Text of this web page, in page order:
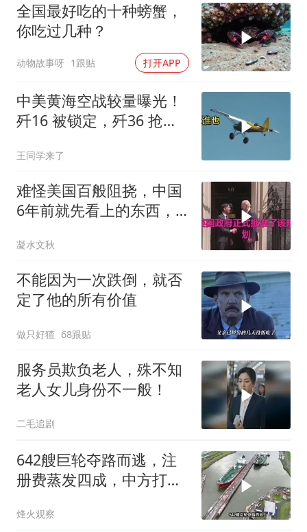
全国最好吃的十种螃蟹，
你吃过几种？
动物故事呀 1跟贴 打开APP
中美黄海空战较量曝光！
歼16 被锁定，歼36 抢先
王同学来了
难怪美国百般阻挠，中国
6年前就先看上的东西，
凝水文秋
不能因为一次跌倒，就否
定了他的所有价值
做只好猹 68跟贴
服务员欺负老人，殊不知
老人女儿身份不一般！
二毛追剧
642艘巨轮夺路而逃，注
册费蒸发四成，中方打到
烽火观察